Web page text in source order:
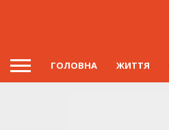
ГОЛОВНА ЖИТТЯ